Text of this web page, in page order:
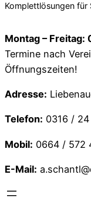
Komplettlösungen für
Montag – Freitag:
Termine nach
Öffnungszeiten!
Adresse:
Telefon: 0316 /
Mobil: 0664 / 572
E-Mail: